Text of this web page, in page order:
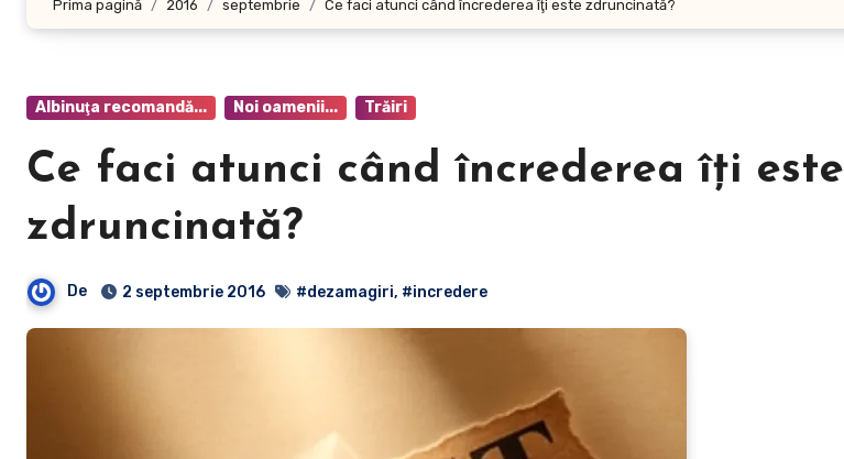
Prima pagină 2016 septembrie Ce faci atunci când încrederea îţi este zdruncinată?
Albinuţa recomandă... Noi oamenii... Trăiri
Ce faci atunci când încrederea îţi este
zdruncinată?
De 2 septembrie 2016 #dezamagiri, #incredere